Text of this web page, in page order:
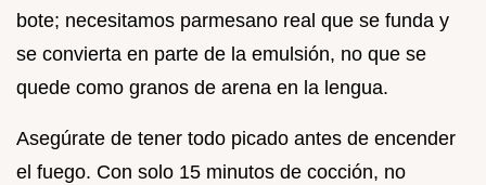
bote; necesitamos parmesano real que se funda y
se convierta en parte de la emulsión, no que se
quede como granos de arena en la lengua.
Asegúrate de tener todo picado antes de encender
el fuego. Con solo 15 minutos de cocción, no